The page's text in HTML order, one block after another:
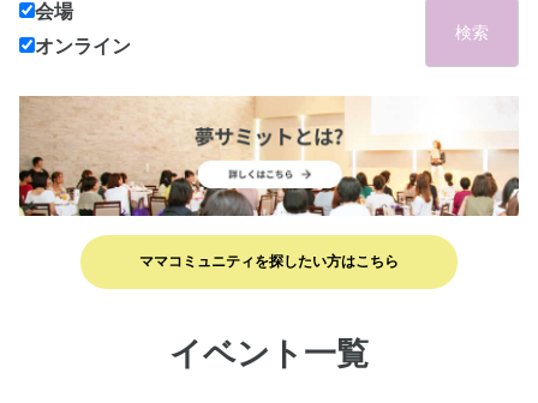
会場
オンライン
検索
ママコミュニティを探したい方はこちら
イベント一覧